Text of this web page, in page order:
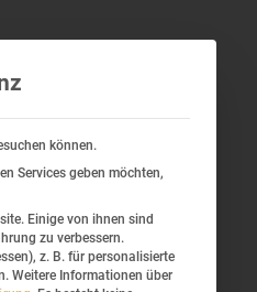
können.
Services geben möchten,
Einige von ihnen sind
zu verbessern.
z. B. für personalisierte
Weitere Informationen über